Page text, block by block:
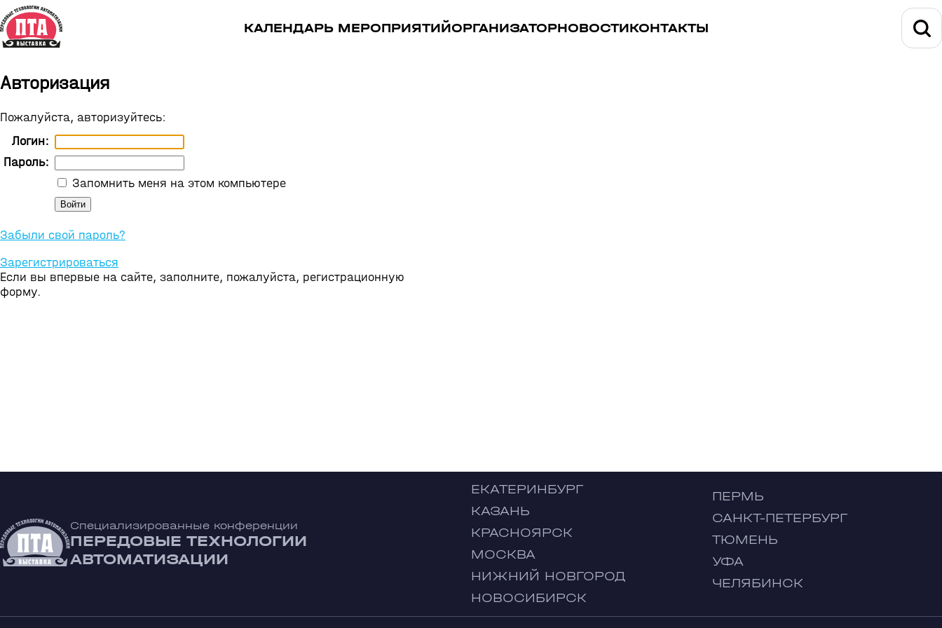
КАЛЕНДАРЬ МЕРОПРИЯТИЙОРГАНИЗАТОРНОВОСТИКОНТАКТЫ
Авторизация
Пожалуйста, авторизуйтесь:
Логин:
Пароль:
Запомнить меня на этом компьютере
Забыли свой пароль?
Зарегистрироваться
Если вы впервые на сайте, заполните, пожалуйста, регистрационную
форму.
Специализированные конференции
ПЕРЕДОВЫЕ ТЕХНОЛОГИИ
АВТОМАТИЗАЦИИ
ЕКАТЕРИНБУРГ
КАЗАНЬ
КРАСНОЯРСК
МОСКВА
НИЖНИЙ НОВГОРОД
НОВОСИБИРСК
ПЕРМЬ
САНКТ-ПЕТЕРБУРГ
ТЮМЕНЬ
УФА
ЧЕЛЯБИНСК